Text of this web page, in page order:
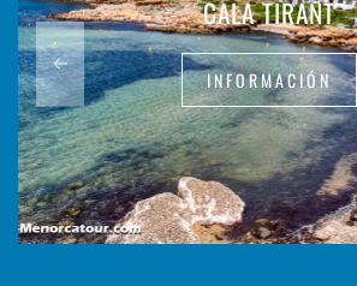
CALA TIRANT
INFORMACIÓN